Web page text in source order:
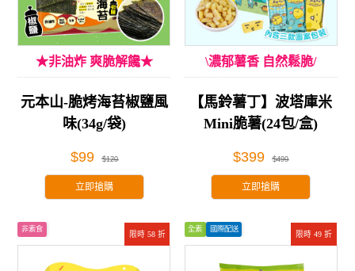
★非油炸 爽脆解饞★
元本山-脆烤海苔椒鹽風
味(34g/袋)
$99 $120
立即搶購
\濃郁薯香 自然鬆脆/
【馬鈴薯丁】波塔庫米
Mini脆薯(24包/盒)
$399 $499
立即搶購
限時 58 折
非素食
限時 49 折
全素 國際配送